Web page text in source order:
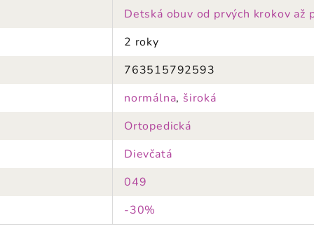
Detská obuv od prvých krokov až
2 roky
763515792593
normálna, široká
Ortopedická
Dievčatá
049
-30%